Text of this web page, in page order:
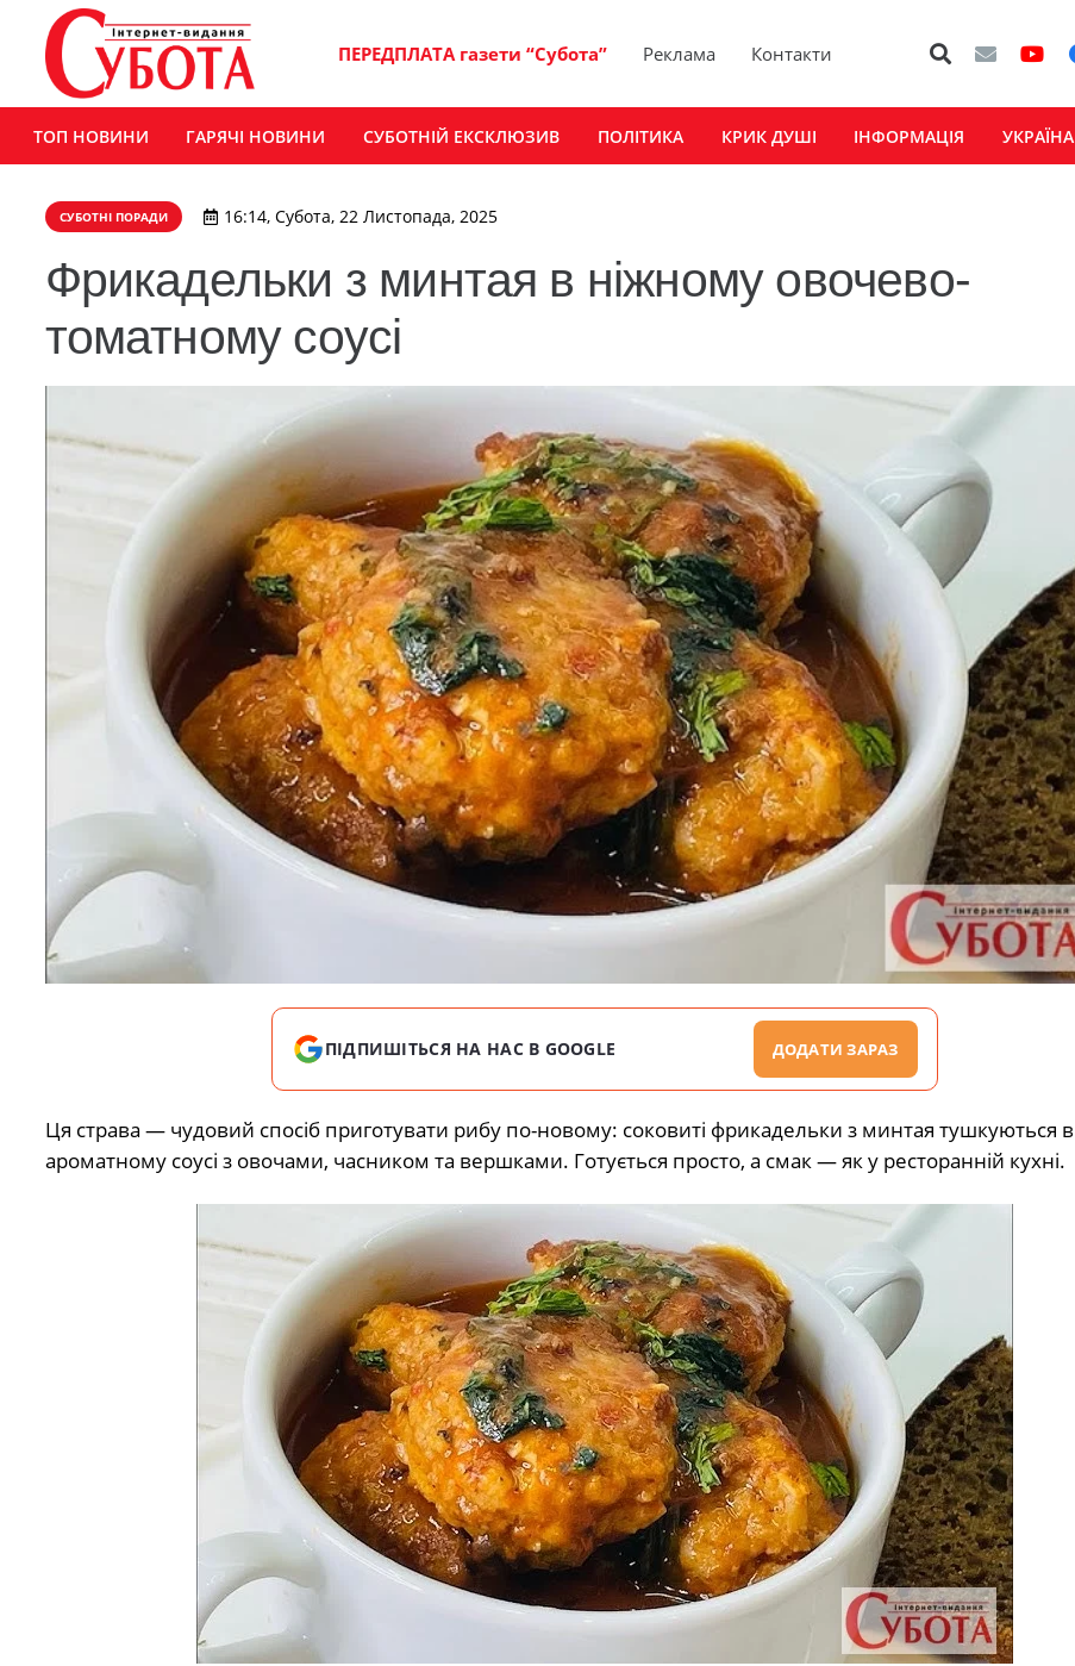
ПЕРЕДПЛАТА газети “Субота” Реклама Контакти
ТОП НОВИНИ ГАРЯЧІ НОВИНИ СУБОТНІЙ ЕКСКЛЮЗИВ ПОЛІТИКА КРИК ДУШІ ІНФОРМАЦІЯ УКРАЇНА
СУБОТНІ ПОРАДИ 16:14, Субота, 22 Листопада, 2025
Фрикадельки з минтая в ніжному овочево-
томатному соусі
ПІДПИШІТЬСЯ НА НАС В GOOGLE ДОДАТИ ЗАРАЗ
Ця страва — чудовий спосіб приготувати рибу по-новому: соковиті фрикадельки з минтая тушкуються в
ароматному соусі з овочами, часником та вершками. Готується просто, а смак — як у ресторанній кухні.